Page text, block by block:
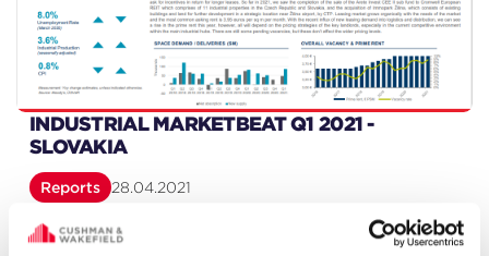
Reports 28.04.2021
INDUSTRIAL MARKETBEAT Q1 2021 -
SLOVAKIA